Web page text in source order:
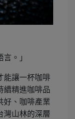
。」
能讓一杯咖啡
續精進咖啡品
好、咖啡產業
灣山林的深層